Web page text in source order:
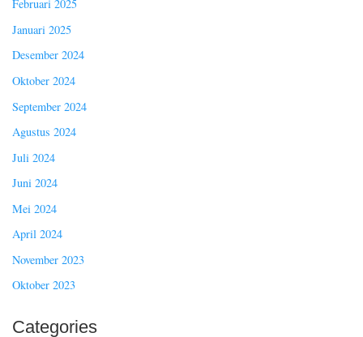
Februari 2025
Januari 2025
Desember 2024
Oktober 2024
September 2024
Agustus 2024
Juli 2024
Juni 2024
Mei 2024
April 2024
November 2023
Oktober 2023
Categories